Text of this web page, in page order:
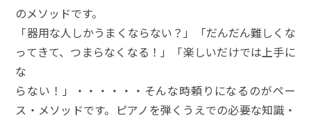
のメソッドです。
「器用な人しかうまくならない？」「だんだん難しくな
ってきて、つまらなくなる！」「楽しいだけでは上手に
な
らない！」・・・・・・そんな時頼りになるのがペー
ス・メソッドです。ピアノを弾くうえでの必要な知識・